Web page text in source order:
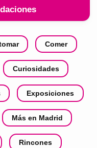
Comer
Curiosidades
Exposiciones
Más en Madrid
Rincones